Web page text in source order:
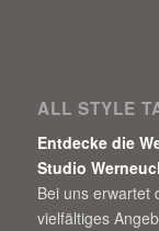
ALL STYLE
Entdecke die
Studio
Bei uns erwartet
vielfältiges